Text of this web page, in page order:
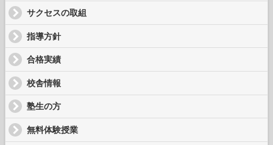
サクセスの取組
指導方針
合格実績
校舎情報
塾生の方
無料体験授業